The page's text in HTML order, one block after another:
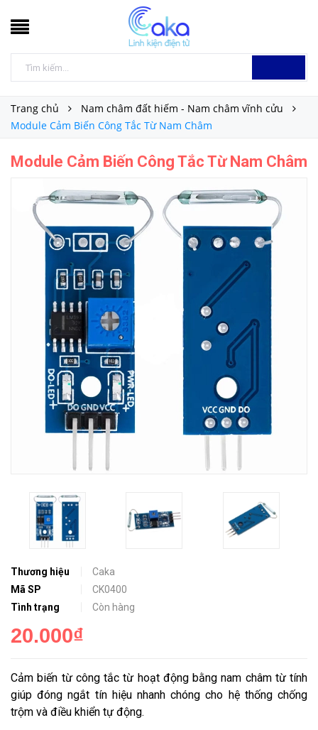
Trang chủ
Nam châm đất hiếm - Nam châm vĩnh cửu
Module Cảm Biến Công Tắc Từ Nam Châm
Module Cảm Biến Công Tắc Từ Nam Châm
Thương hiệu
Caka
Mã SP
CK0400
Tình trạng
Còn hàng
20.000₫
Cảm biến từ công tắc từ hoạt động bằng nam châm từ tính
giúp đóng ngắt tín hiệu nhanh chóng cho hệ thống chống
trộm và điều khiển tự động.